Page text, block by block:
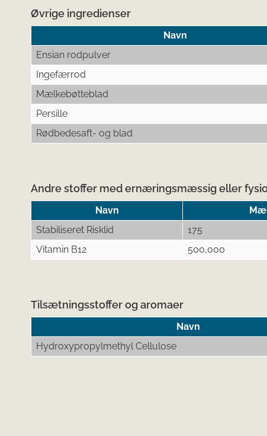
Øvrige ingredienser
Navn
Ensian rodpulver
Ingefærrod
Mælkebøtteblad
Persille
Rødbedesaft- og blad
Andre stoffer med ernæringsmæssig eller
Navn
Stabiliseret Risklid
175
Vitamin B12
500,000
Tilsætningsstoffer og aromaer
Navn
Hydroxypropylmethyl Cellulose